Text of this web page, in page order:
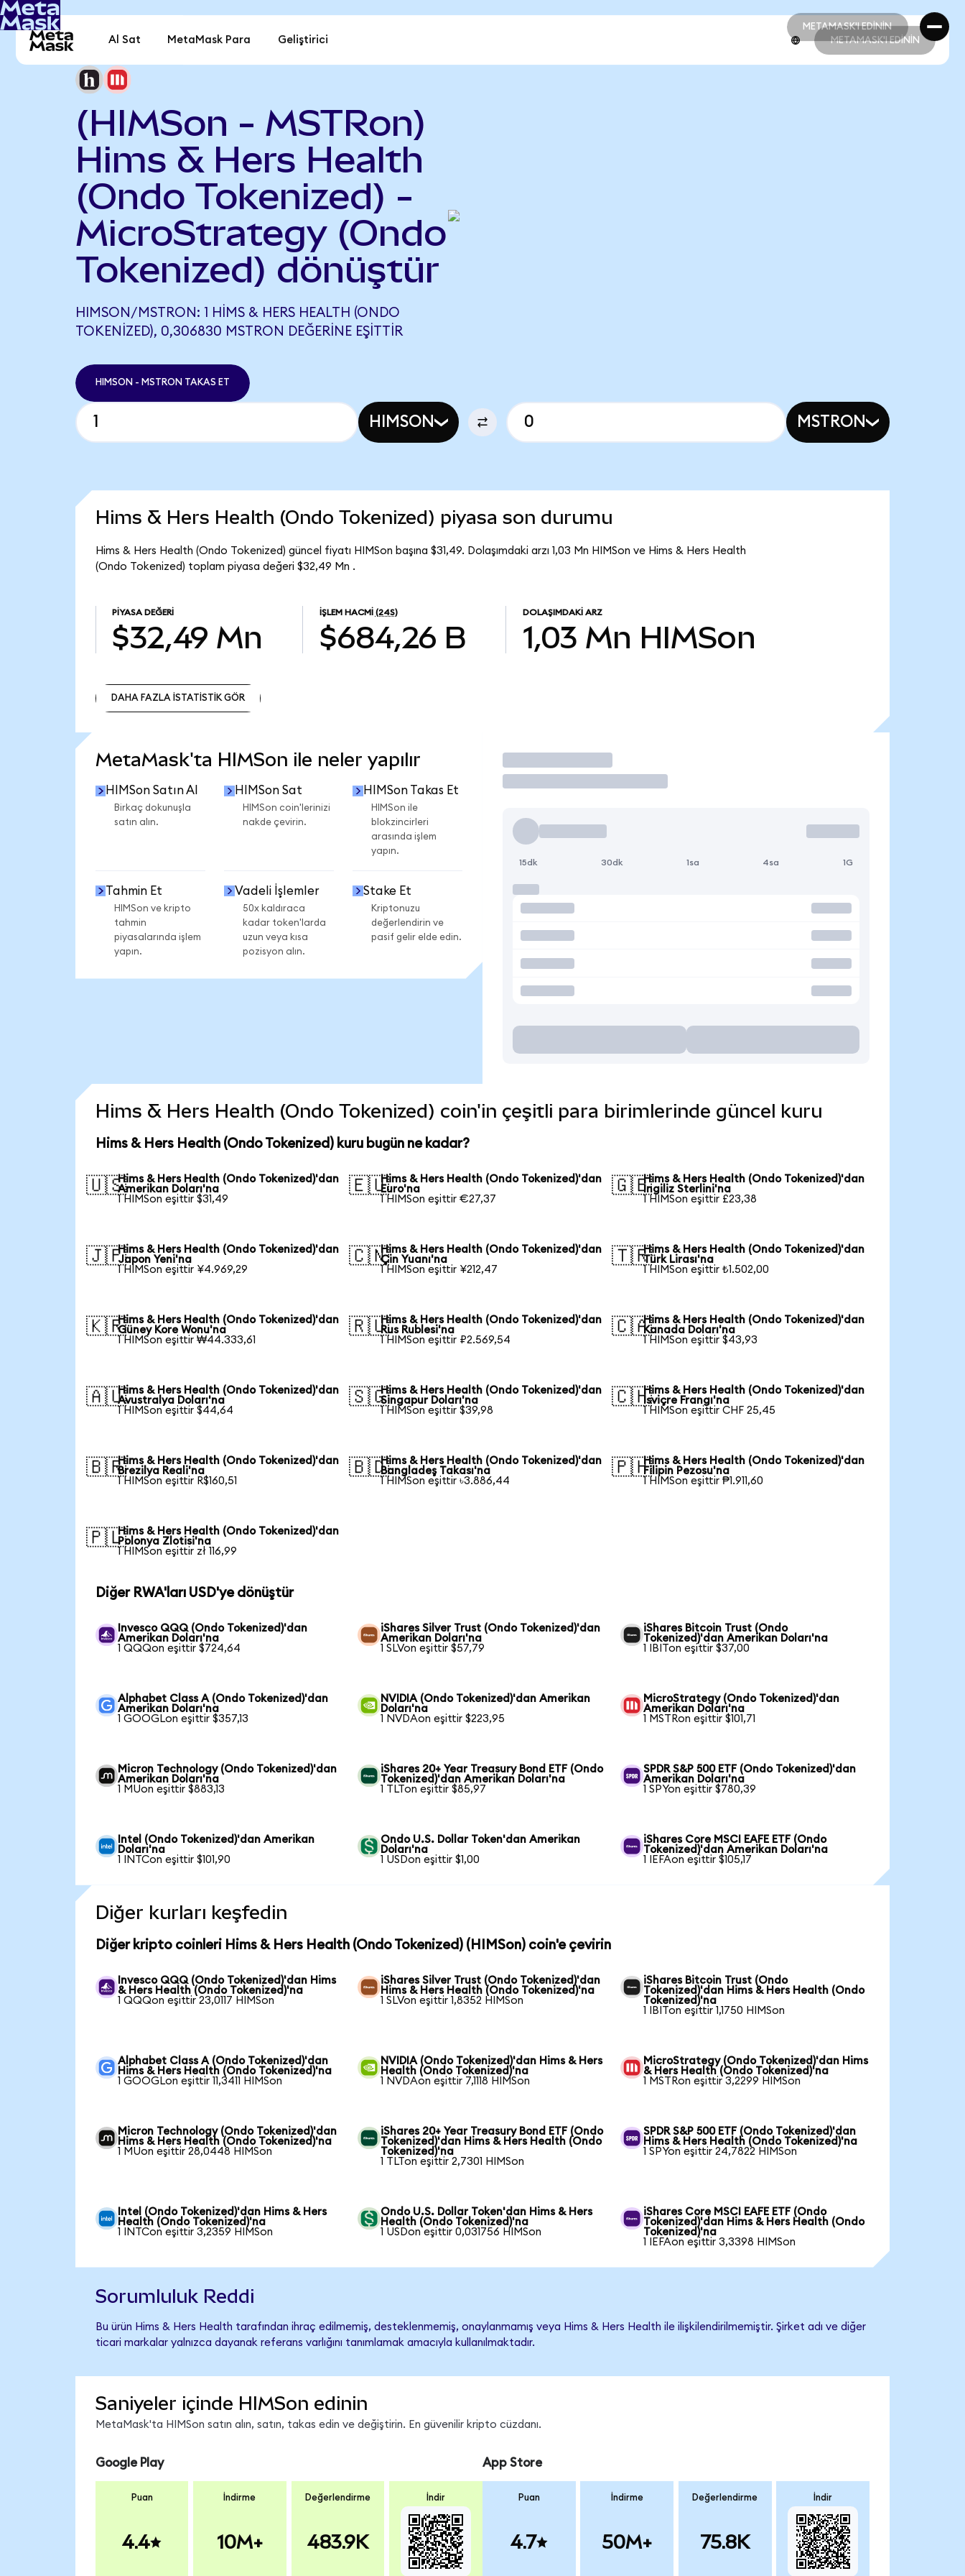
METAMASK'I EDİNİN
METAMASK'I EDİNİN
Al Sat MetaMask Para Geliştirici METAMASK'I EDİNİN
(HIMSon - MSTRon)
Hims & Hers Health
(Ondo Tokenized) -
MicroStrategy (Ondo
Tokenized) dönüştür
HIMSON/MSTRON: 1 HIMS & HERS HEALTH (ONDO
TOKENIZED), 0,306830 MSTRON DEĞERINE EŞITTIR
HIMSON - MSTRON TAKAS ET
HIMSON MSTRON
Hims & Hers Health (Ondo Tokenized) piyasa son durumu
Hims & Hers Health (Ondo Tokenized) güncel fiyatı HIMSon başına $31,49. Dolaşımdaki arzı 1,03 Mn HIMSon ve Hims & Hers Health
(Ondo Tokenized) toplam piyasa değeri $32,49 Mn .
PIYASA DEĞERI
$32,49 Mn
İŞLEM HACMI (24S)
$684,26 B
DOLAŞIMDAKI ARZ
1,03 Mn HIMSon
DAHA FAZLA İSTATİSTİK GÖR
MetaMask'ta HIMSon ile neler yapılır
HIMSon Satın Al
Birkaç dokunuşla
satın alın.
HIMSon Sat
HIMSon coin'lerinizi
nakde çevirin.
HIMSon Takas Et
HIMSon ile
blokzincirleri
arasında işlem
yapın.
Tahmin Et
HIMSon ve kripto
tahmin
piyasalarında işlem
yapın.
Vadeli İşlemler
50x kaldıraca
kadar token'larda
uzun veya kısa
pozisyon alın.
Stake Et
Kriptonuzu
değerlendirin ve
pasif gelir elde edin.
İşlem Yap
15dk 30dk 1sa 4sa 1G
Hims & Hers Health (Ondo Tokenized) coin'in çeşitli para birimlerinde güncel kuru
Hims & Hers Health (Ondo Tokenized) kuru bugün ne kadar?
🇺🇸Hims & Hers Health (Ondo Tokenized)'dan
Amerikan Doları'na
1 HIMSon eşittir $31,49
🇪🇺Hims & Hers Health (Ondo Tokenized)'dan
Euro'na
1 HIMSon eşittir €27,37
🇬🇧Hims & Hers Health (Ondo Tokenized)'dan
İngiliz Sterlini'na
1 HIMSon eşittir £23,38
🇯🇵Hims & Hers Health (Ondo Tokenized)'dan
Japon Yeni'na
1 HIMSon eşittir ¥4.969,29
🇨🇳Hims & Hers Health (Ondo Tokenized)'dan
Çin Yuanı'na
1 HIMSon eşittir ¥212,47
🇹🇷Hims & Hers Health (Ondo Tokenized)'dan
Türk Lirası'na
1 HIMSon eşittir ₺1.502,00
🇰🇷Hims & Hers Health (Ondo Tokenized)'dan
Güney Kore Wonu'na
1 HIMSon eşittir ₩44.333,61
🇷🇺Hims & Hers Health (Ondo Tokenized)'dan
Rus Rublesi'na
1 HIMSon eşittir ₽2.569,54
🇨🇦Hims & Hers Health (Ondo Tokenized)'dan
Kanada Doları'na
1 HIMSon eşittir $43,93
🇦🇺Hims & Hers Health (Ondo Tokenized)'dan
Avustralya Doları'na
1 HIMSon eşittir $44,64
🇸🇬Hims & Hers Health (Ondo Tokenized)'dan
Singapur Doları'na
1 HIMSon eşittir $39,98
🇨🇭Hims & Hers Health (Ondo Tokenized)'dan
İsviçre Frangı'na
1 HIMSon eşittir CHF 25,45
🇧🇷Hims & Hers Health (Ondo Tokenized)'dan
Brezilya Reali'na
1 HIMSon eşittir R$160,51
🇧🇩Hims & Hers Health (Ondo Tokenized)'dan
Bangladeş Takası'na
1 HIMSon eşittir ৳3.886,44
🇵🇭Hims & Hers Health (Ondo Tokenized)'dan
Filipin Pezosu'na
1 HIMSon eşittir ₱1.911,60
🇵🇱Hims & Hers Health (Ondo Tokenized)'dan
Polonya Zlotisi'na
1 HIMSon eşittir zł 116,99
Diğer RWA'ları USD'ye dönüştür
Invesco QQQ (Ondo Tokenized)'dan
Amerikan Doları'na
1 QQQon eşittir $724,64
iShares Silver Trust (Ondo Tokenized)'dan
Amerikan Doları'na
1 SLVon eşittir $57,79
iShares Bitcoin Trust (Ondo
Tokenized)'dan Amerikan Doları'na
1 IBITon eşittir $37,00
Alphabet Class A (Ondo Tokenized)'dan
Amerikan Doları'na
1 GOOGLon eşittir $357,13
NVIDIA (Ondo Tokenized)'dan Amerikan
Doları'na
1 NVDAon eşittir $223,95
MicroStrategy (Ondo Tokenized)'dan
Amerikan Doları'na
1 MSTRon eşittir $101,71
Micron Technology (Ondo Tokenized)'dan
Amerikan Doları'na
1 MUon eşittir $883,13
iShares 20+ Year Treasury Bond ETF (Ondo
Tokenized)'dan Amerikan Doları'na
1 TLTon eşittir $85,97
SPDR S&P 500 ETF (Ondo Tokenized)'dan
Amerikan Doları'na
1 SPYon eşittir $780,39
Intel (Ondo Tokenized)'dan Amerikan
Doları'na
1 INTCon eşittir $101,90
Ondo U.S. Dollar Token'dan Amerikan
Doları'na
1 USDon eşittir $1,00
iShares Core MSCI EAFE ETF (Ondo
Tokenized)'dan Amerikan Doları'na
1 IEFAon eşittir $105,17
Diğer kurları keşfedin
Diğer kripto coinleri Hims & Hers Health (Ondo Tokenized) (HIMSon) coin'e çevirin
Invesco QQQ (Ondo Tokenized)'dan Hims
& Hers Health (Ondo Tokenized)'na
1 QQQon eşittir 23,0117 HIMSon
iShares Silver Trust (Ondo Tokenized)'dan
Hims & Hers Health (Ondo Tokenized)'na
1 SLVon eşittir 1,8352 HIMSon
iShares Bitcoin Trust (Ondo
Tokenized)'dan Hims & Hers Health (Ondo
Tokenized)'na
1 IBITon eşittir 1,1750 HIMSon
Alphabet Class A (Ondo Tokenized)'dan
Hims & Hers Health (Ondo Tokenized)'na
1 GOOGLon eşittir 11,3411 HIMSon
NVIDIA (Ondo Tokenized)'dan Hims & Hers
Health (Ondo Tokenized)'na
1 NVDAon eşittir 7,1118 HIMSon
MicroStrategy (Ondo Tokenized)'dan Hims
& Hers Health (Ondo Tokenized)'na
1 MSTRon eşittir 3,2299 HIMSon
Micron Technology (Ondo Tokenized)'dan
Hims & Hers Health (Ondo Tokenized)'na
1 MUon eşittir 28,0448 HIMSon
iShares 20+ Year Treasury Bond ETF (Ondo
Tokenized)'dan Hims & Hers Health (Ondo
Tokenized)'na
1 TLTon eşittir 2,7301 HIMSon
SPDR S&P 500 ETF (Ondo Tokenized)'dan
Hims & Hers Health (Ondo Tokenized)'na
1 SPYon eşittir 24,7822 HIMSon
Intel (Ondo Tokenized)'dan Hims & Hers
Health (Ondo Tokenized)'na
1 INTCon eşittir 3,2359 HIMSon
Ondo U.S. Dollar Token'dan Hims & Hers
Health (Ondo Tokenized)'na
1 USDon eşittir 0,031756 HIMSon
iShares Core MSCI EAFE ETF (Ondo
Tokenized)'dan Hims & Hers Health (Ondo
Tokenized)'na
1 IEFAon eşittir 3,3398 HIMSon
Sorumluluk Reddi
Bu ürün Hims & Hers Health tarafından ihraç edilmemiş, desteklenmemiş, onaylanmamış veya Hims & Hers Health ile ilişkilendirilmemiştir. Şirket adı ve diğer
ticari markalar yalnızca dayanak referans varlığını tanımlamak amacıyla kullanılmaktadır.
Saniyeler içinde HIMSon edinin
MetaMask'ta HIMSon satın alın, satın, takas edin ve değiştirin. En güvenilir kripto cüzdanı.
Google Play
Puan
4.4
İndirme
10M+
Değerlendirme
483.9K
İndir
App Store
Puan
4.7
İndirme
50M+
Değerlendirme
75.8K
İndir